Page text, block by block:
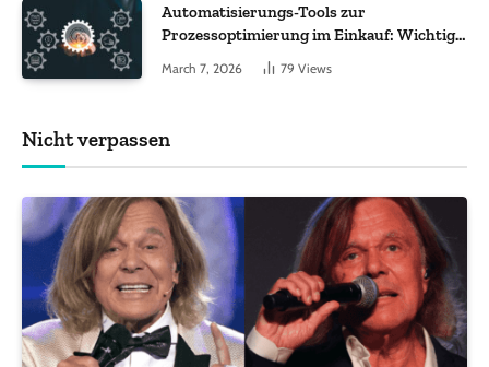
Automatisierungs-Tools zur
Prozessoptimierung im Einkauf: Wichtige
Funktionen, auf die Sie achten sollten
March 7, 2026 79 Views
Nicht verpassen